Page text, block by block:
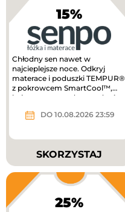
15%
Chłodny sen nawet w
najcieplejsze noce. Odkryj
materace i poduszki TEMPUR®
z pokrowcem SmartCool™,
który pomaga odprowadzać
DO 10.08.2026 23:59
SKORZYSTAJ
25%